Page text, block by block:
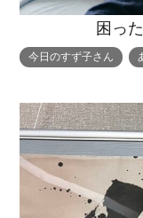
困っ
今日のすず子さん